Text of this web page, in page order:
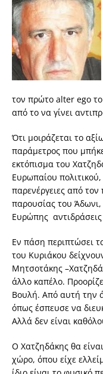
τον πρώτο alter ego
από το να γίνει
Ότι μοιράζεται το
παράμετρος που
εκτόπισμα του
Ευρωπαίου
παρενέργειες από
παρουσίας του
Ευρώπης
Εν πάση περιπτώσει
του Κυριάκου
Μητσοτάκης
άλλο καπέλο.
Βουλή. Από αυτή την
όπως έσπευσε να
Αλλά δεν είναι
Ο Χατζηδάκης θα
χώρο, όπου είχε